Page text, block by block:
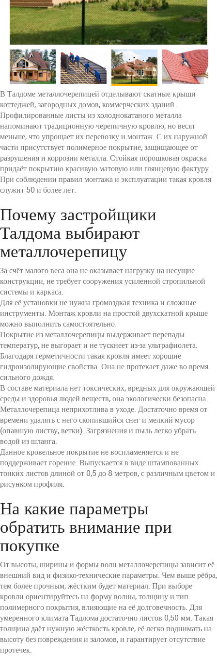
В Талдоме металлочерепицей отделывают скатные крыши
коттеджей, загородных домов, коммерческих зданий.
Профилированные листы из холоднокатаного металла
напоминают традиционную черепичную кровлю, но весят
меньше, что упрощает их перевозку и монтаж. С их наружной
части присутствует полимерное покрытие, защищающее от
разрушения и коррозии металла. Стойкая порошковая окраска
придаёт покрытию красивую матовую или глянцевую фактуру.
При соблюдении правил монтажа и эксплуатации такая кровля
служит 50 и более лет.
Почему застройщики
Талдома выбирают
металлочерепицу
За счёт малого веса она не оказывает нагрузку на несущие
конструкции, не требует сооружения усиленной стропильной
системы и каркаса.
Для её установки не нужна громоздкая техника и сложные
инструменты. Монтаж кровли на простой двухскатной крыше
можно выполнить самостоятельно.
Покрытие из металлочерепицы выдерживает перепады
температур, не выгорает и не тускнеет из-за ультрафиолета.
Благодаря герметичности такая кровля имеет хорошие
гидроизолирующие свойства. Она не протекает даже во время
сильного дождя.
В составе материала нет токсических, вредных для окружающей
среды и здоровья людей веществ, она экологически безопасна.
Металлочерепица неприхотлива в уходе. Достаточно время от
времени удалять с него скопившийся снег и мелкий мусор
(опавшую листву, ветки). Загрязнения и пыль легко убрать
водой из шланга.
Данное кровельное покрытие не воспламеняется и не
поддерживает горение. Выпускается в виде штампованных
тонких листов длиной от 0,5 до 8 метров, с различным цветом и
рисунком профиля.
На какие параметры
обратить внимание при
покупке
От высоты, ширины и формы волн металлочерепицы зависит её
внешний вид и физико-технические параметры. Чем выше рёбра,
тем более прочным, жёстким будет материал. При выборе
кровли ориентируйтесь на форму волны, толщину и тип
полимерного покрытия, влияющие на её долговечность. Для
умеренного климата Тадлома достаточно листов 0,50 мм. Такая
толщина даёт нужную жёсткость кровле, её легко поднимать на
высоту без повреждения и заломов, и гарантирует отсутствие
протечек.